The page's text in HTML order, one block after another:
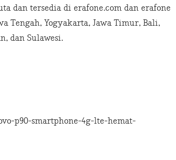
dan tersedia di erafone.com dan erafone
Tengah, Yogyakarta, Jawa Timur, Bali,
dan Sulawesi.
p90-smartphone-4g-lte-hemat-